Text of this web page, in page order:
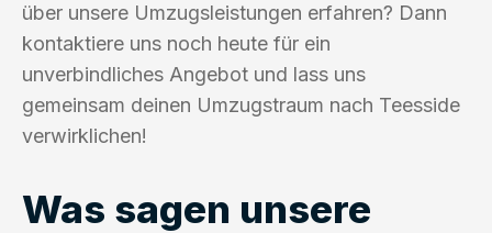
über unsere Umzugsleistungen erfahren? Dann
kontaktiere uns noch heute für ein
unverbindliches Angebot und lass uns
gemeinsam deinen Umzugstraum nach Teesside
verwirklichen!
Was sagen unsere